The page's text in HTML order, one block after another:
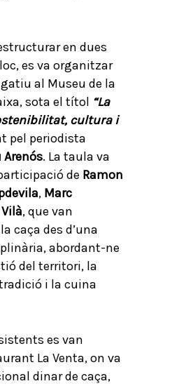
en dues
es va organitzar
al Museu de la
sota el títol “La
cultura i
pel periodista
Arenós. La taula va
de Ramon
, Marc
, que van
caça des d’una
abordant-ne
del territori, la
i la cuina
es van
La Venta, on va
dinar de caça,